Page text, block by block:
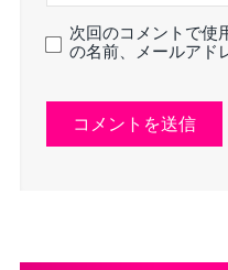
次回のコメントで使
の名前、メールアド